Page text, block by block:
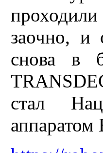
заочно, и
снова в
стал